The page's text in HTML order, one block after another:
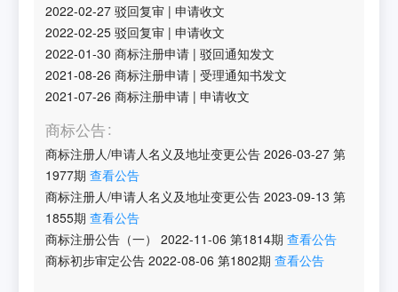
2022-02-27 驳回复审 |申请收文
2022-02-25 驳回复审 |申请收文
2022-01-30 商标注册申请 |驳回通知发文
2021-08-26 商标注册申请 |受理通知书发文
2021-07-26 商标注册申请 |申请收文
商标公告
商标注册人/申请人名义及地址变更公告 2026-03-27 第
1977期 查看公告
商标注册人/申请人名义及地址变更公告 2023-09-13 第
1855期 查看公告
商标注册公告（一）
2022-11-06 第1814期 查看公告
商标初步审定公告 2022-08-06 第1802期 查看公告